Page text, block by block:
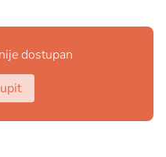
dostupan